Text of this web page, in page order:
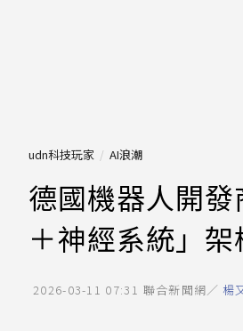
udn科技玩家 AI浪潮
德國機器人開
＋神經系統」架
2026-03-11 07:31 聯合新聞網／ 楊